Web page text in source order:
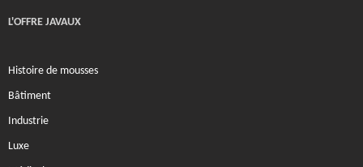
L'OFFRE JAVAUX
Histoire de mousses
Bâtiment
Industrie
Luxe